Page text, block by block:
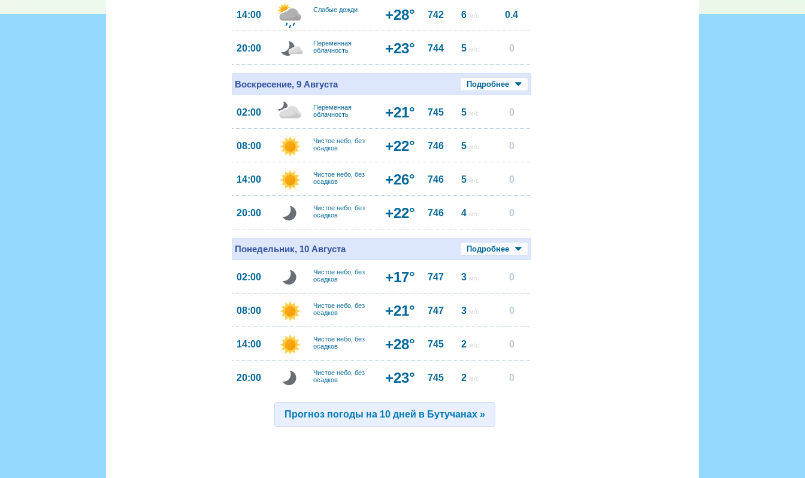
14:00 Слабые дожди +28° 742 6 м/с 0.4
20:00
Переменная
облачность
+23° 744 5 м/с 0
Воскресение, 9 Августа Подробнее
02:00
Переменная
облачность
+21° 745 5 м/с 0
08:00
Чистое небо, без
осадков
+22° 746 5 м/с 0
14:00
Чистое небо, без
осадков
+26° 746 5 м/с 0
20:00
Чистое небо, без
осадков
+22° 746 4 м/с 0
Понедельник, 10 Августа Подробнее
02:00
Чистое небо, без
осадков
+17° 747 3 м/с 0
08:00
Чистое небо, без
осадков
+21° 747 3 м/с 0
14:00
Чистое небо, без
осадков
+28° 745 2 м/с 0
20:00
Чистое небо, без
осадков
+23° 745 2 м/с 0
Прогноз погоды на 10 дней в Бутучанах »